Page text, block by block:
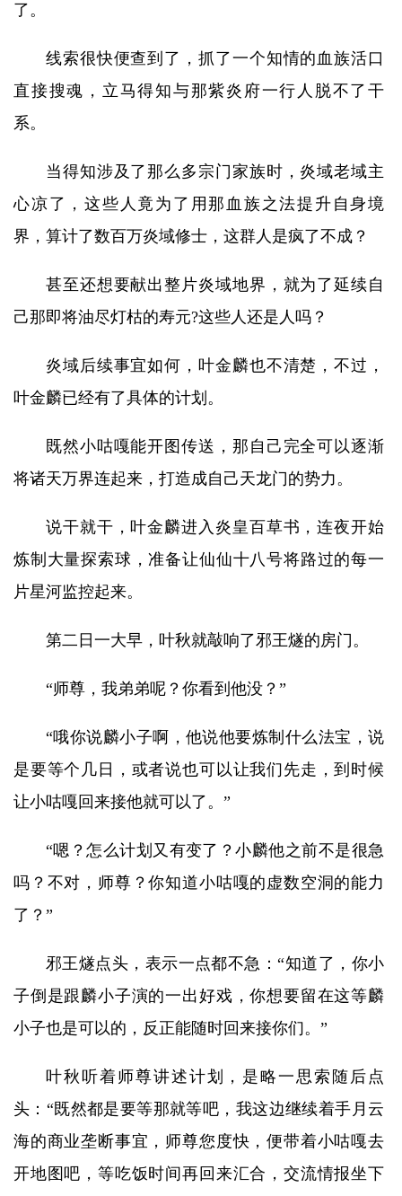
了。
线索很快便查到了，抓了一个知情的血族活口
直接搜魂，立马得知与那紫炎府一行人脱不了干
系。
当得知涉及了那么多宗门家族时，炎域老域主
心凉了，这些人竟为了用那血族之法提升自身境
界，算计了数百万炎域修士，这群人是疯了不成？
甚至还想要献出整片炎域地界，就为了延续自
己那即将油尽灯枯的寿元?这些人还是人吗？
炎域后续事宜如何，叶金麟也不清楚，不过，
叶金麟已经有了具体的计划。
既然小咕嘎能开图传送，那自己完全可以逐渐
将诸天万界连起来，打造成自己天龙门的势力。
说干就干，叶金麟进入炎皇百草书，连夜开始
炼制大量探索球，准备让仙仙十八号将路过的每一
片星河监控起来。
第二日一大早，叶秋就敲响了邪王燧的房门。
“师尊，我弟弟呢？你看到他没？”
“哦你说麟小子啊，他说他要炼制什么法宝，说
是要等个几日，或者说也可以让我们先走，到时候
让小咕嘎回来接他就可以了。”
“嗯？怎么计划又有变了？小麟他之前不是很急
吗？不对，师尊？你知道小咕嘎的虚数空洞的能力
了？”
邪王燧点头，表示一点都不急：“知道了，你小
子倒是跟麟小子演的一出好戏，你想要留在这等麟
小子也是可以的，反正能随时回来接你们。”
叶秋听着师尊讲述计划，是略一思索随后点
头：“既然都是要等那就等吧，我这边继续着手月云
海的商业垄断事宜，师尊您度快，便带着小咕嘎去
开地图吧，等吃饭时间再回来汇合，交流情报坐下